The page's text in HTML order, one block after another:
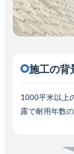
施工の背
1000平米以上
露で耐用年数